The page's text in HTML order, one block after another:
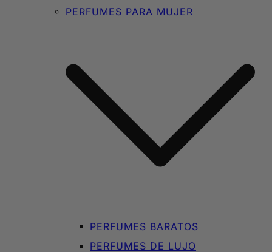
PERFUMES PARA MUJER
PERFUMES BARATOS
PERFUMES DE LUJO